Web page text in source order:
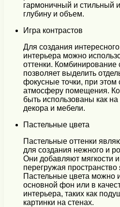
гармоничный и стильный
глубину и объем.
Игра контрастов
Для создания
интерьера можно
оттенки. Комбинирование
позволяет выделить
фокусные точки, при
атмосферу помещения.
быть использованы как на
декора и мебели.
Пастельные цвета
Пастельные оттенки
для создания нежного и
Они добавляют мягкости
перегружая
Пастельные цвета можно
основной фон или в
интерьера, таких как
картинки на стенах.